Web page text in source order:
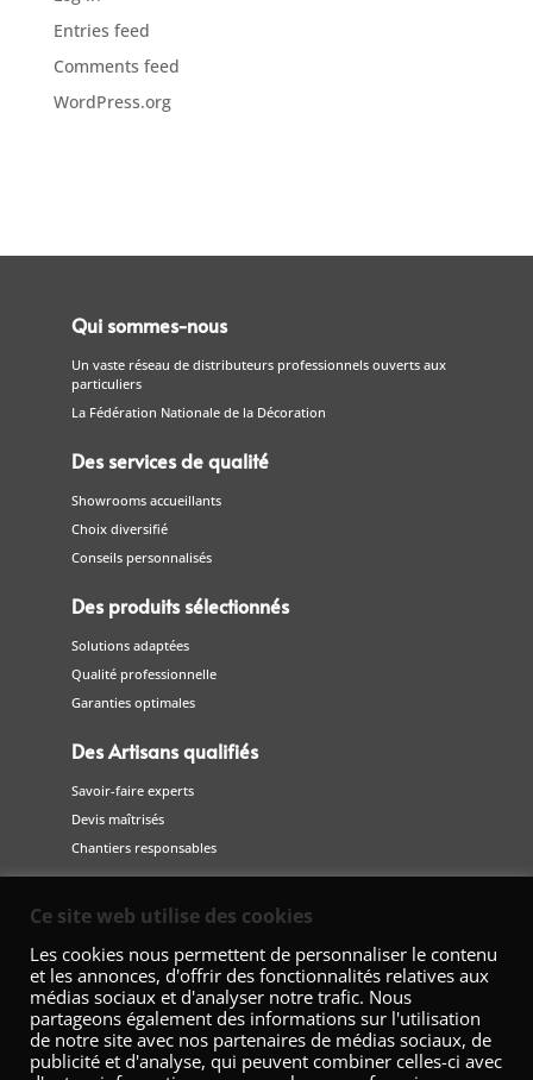
Entries feed
Comments feed
WordPress.org
Qui sommes-nous
Un vaste réseau de distributeurs professionnels ouverts aux
particuliers
La Fédération Nationale de la Décoration
Des services de qualité
Showrooms accueillants
Choix diversifié
Conseils personnalisés
Des produits sélectionnés
Solutions adaptées
Qualité professionnelle
Garanties optimales
Des Artisans qualifiés
Savoir-faire experts
Devis maîtrisés
Chantiers responsables
Ce site web utilise des cookies
Les cookies nous permettent de personnaliser le contenu
et les annonces, d'offrir des fonctionnalités relatives aux
médias sociaux et d'analyser notre trafic. Nous
partageons également des informations sur l'utilisation
de notre site avec nos partenaires de médias sociaux, de
publicité et d'analyse, qui peuvent combiner celles-ci avec